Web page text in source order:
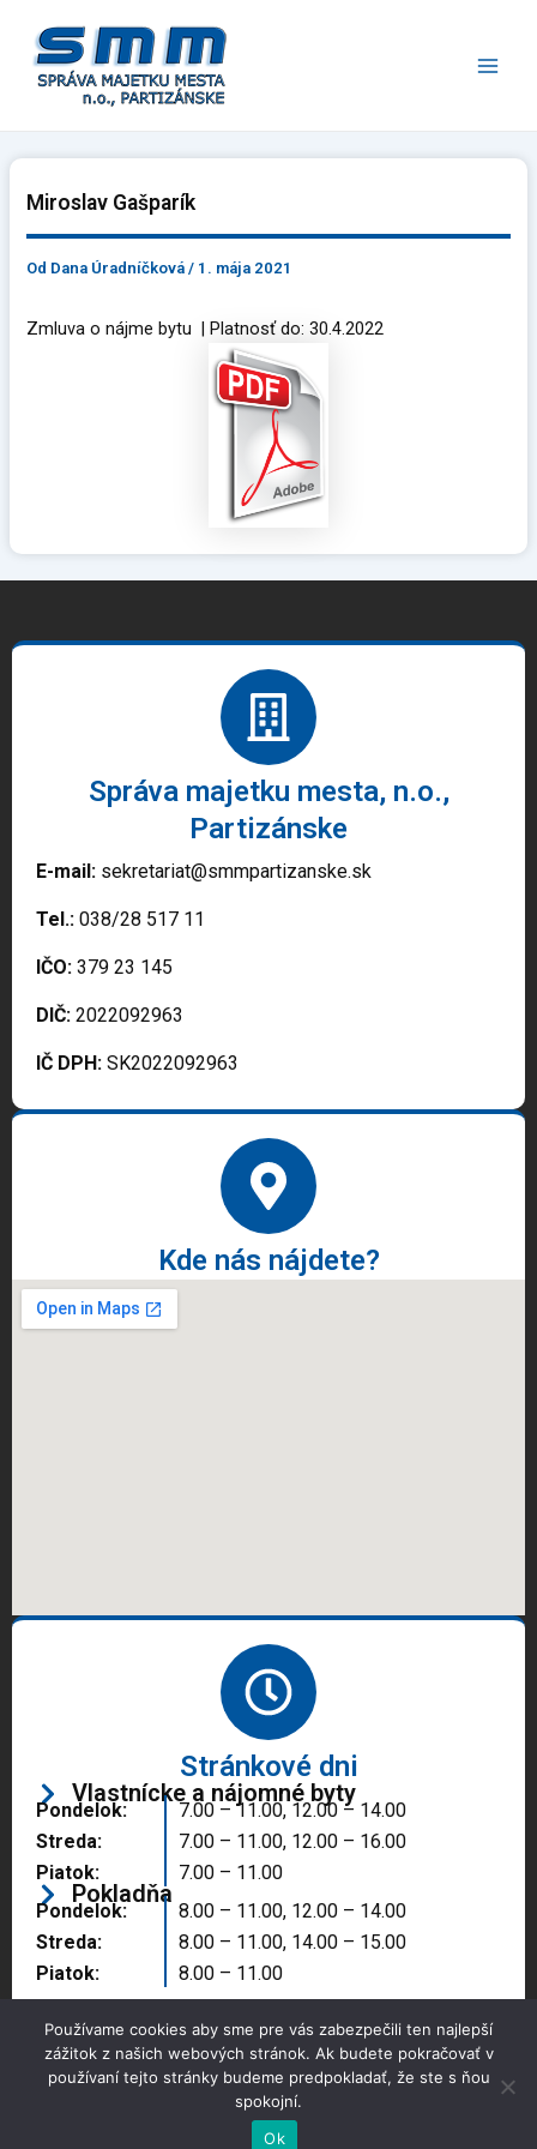
obsah
Miroslav Gašparík
Od Dana Úradníčková/ 1. mája 2021
Zmluva o nájme bytu | Platnosť do: 30.4.2022
Správa majetku mesta, n.o.,
Partizánske
E-mail: sekretariat@smmpartizanske.sk
Tel.: 038/28 517 11
IČO: 379 23 145
DIČ: 2022092963
IČ DPH: SK2022092963
Kde nás nájdete?
Stránkové dni
Vlastnícke a nájomné byty
Pondelok:
Streda:
Piatok:
7.00 – 11.00, 12.00 – 14.00
7.00 – 11.00, 12.00 – 16.00
7.00 – 11.00
Pokladňa
Pondelok:
Streda:
Piatok:
8.00 – 11.00, 12.00 – 14.00
8.00 – 11.00, 14.00 – 15.00
8.00 – 11.00
Copyright © 2025 Správa majetku mesta, n.o.,
Partizánske
Používame cookies aby sme pre vás zabezpečili ten najlepší
zážitok z našich webových stránok. Ak budete pokračovať v
používaní tejto stránky budeme predpokladať, že ste s ňou
spokojní.
Ok